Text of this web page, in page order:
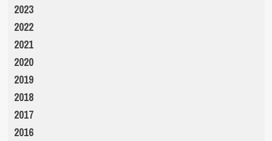
2023
2022
2021
2020
2019
2018
2017
2016